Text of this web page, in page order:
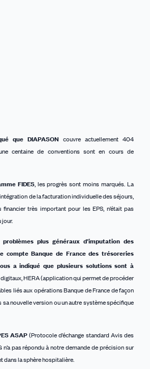
que DIAPASON couvre actuellement 404
centaine de conventions sont en cours de
FIDES, les progrès sont moins marqués. La
de la facturation individuelle des séjours,
financier très important pour les EPS, n’était pas
jour.
plus généraux d’imputation des
compteBanque de France des trésoreries
a indiqué que plusieurs solutions sont à
HERA (application qui permet de procéder
liés aux opérations Banque de France de façon
nouvelle version ou un autre système spécifique
ASAP(Protocole d’échange standard Avis des
n’a pas répondu à notre demande de précision sur
dans la sphère hospitalière.